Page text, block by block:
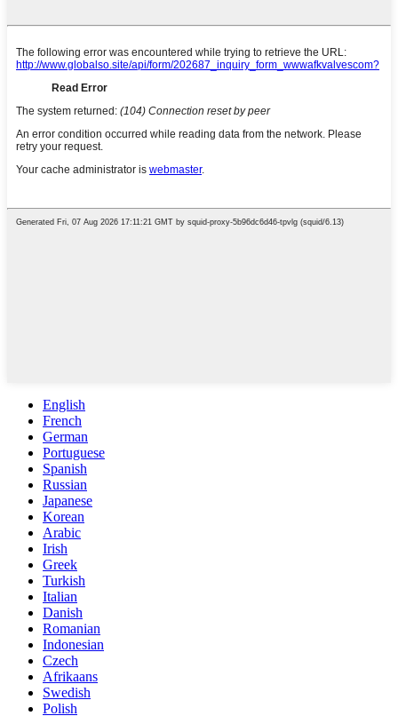
English
French
German
Portuguese
Spanish
Russian
Japanese
Korean
Arabic
Irish
Greek
Turkish
Italian
Danish
Romanian
Indonesian
Czech
Afrikaans
Swedish
Polish